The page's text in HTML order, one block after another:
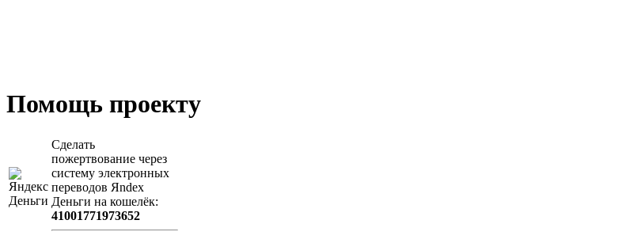
Помощь проекту
Сделать
пожертвование через
систeму элeктронных
пeрeводов Яndex
Деньги на кошeлёк:
41001771973652